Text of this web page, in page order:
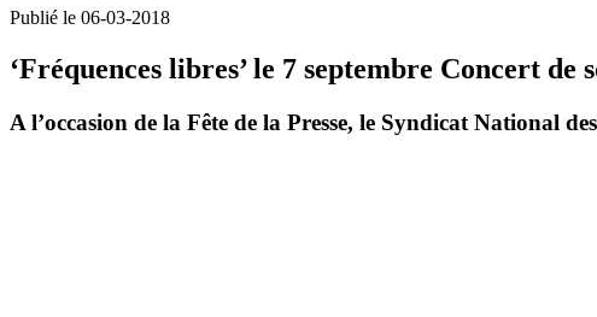
Publié le 06-03-2018
‘Fréquences libres’ le 7 septembre Concert
A l’occasion de la Fête de la Presse, le Syndicat National